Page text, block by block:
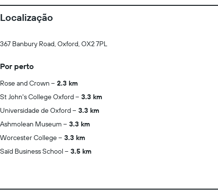
Localização
367 Banbury Road, Oxford, OX2 7PL
Por perto
Rose and Crown
2.3 km
St John's College Oxford
3.3 km
Universidade de Oxford
3.3 km
Ashmolean Museum
3.3 km
Worcester College
3.3 km
Saïd Business School
3.5 km